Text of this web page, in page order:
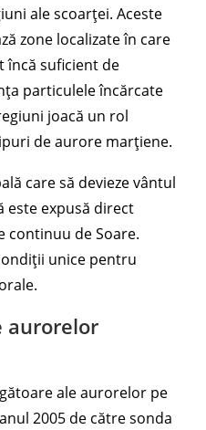
ale scoarței. Aceste
zone localizate în care
încă suficient de
particulele încărcate
joacă un rol
de aurore marțiene.
care să devieze vântul
este expusă direct
continuu de Soare.
unice pentru
aurorelor
ale aurorelor pe
2005 de către sonda